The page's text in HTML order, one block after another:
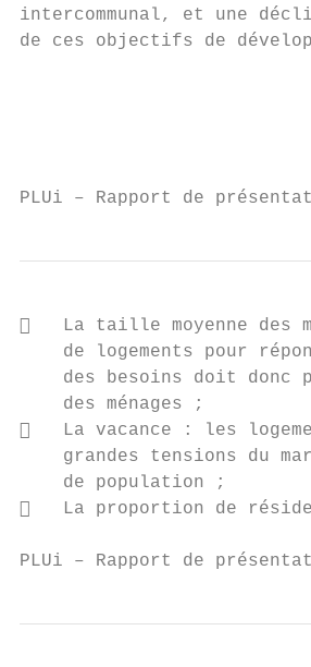
intercommunal, et une
de ces objectifs de
PLUi – Rapport de
   La taille moyenne des
de logements pour
des besoins doit donc
    des ménages ;
   La vacance : les
grandes tensions du
    de population ;
   La proportion de
PLUi – Rapport de